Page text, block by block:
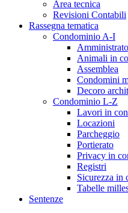
Area tecnica
Revisioni Contabili
Rassegna tematica
Condominio A-I
Animali in
Assemblea
Condomini
Decoro
Condominio L-Z
Lavori in
Locazioni
Parcheggio
Portierato
Privacy in
Registri
Sicurezza in
Tabelle
Sentenze